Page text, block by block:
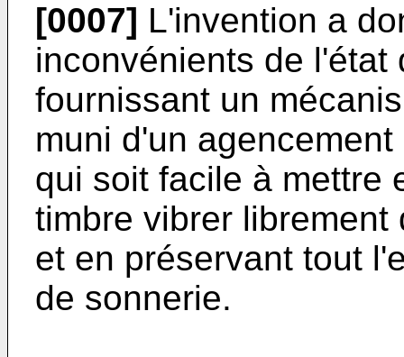
[0007] L'invention a
inconvénients de l'état
fournissant un
muni d'un
qui soit facile à mettre
timbre vibrer
et en préservant tout
de sonnerie.